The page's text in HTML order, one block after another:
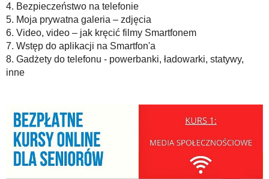
4. Bezpieczeństwo na telefonie
5. Moja prywatna galeria – zdjęcia
6. Video, video – jak kręcić filmy Smartfonem
7. Wstęp do aplikacji na Smartfon'a
8. Gadżety do telefonu - powerbanki, ładowarki, statywy,
inne